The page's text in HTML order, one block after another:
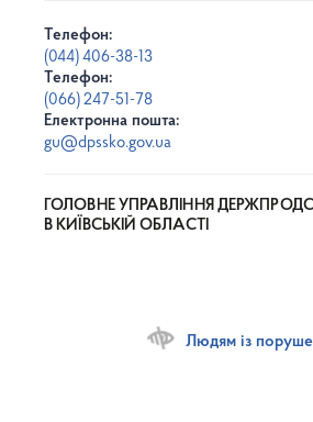
Телефон:
(044) 406-38-13
Телефон:
(066) 247-51-78
Електронна пошта:
gu@dpssko.gov.ua
ГОЛОВНЕ УПРАВЛІННЯ
В КИЇВСЬКІЙ ОБЛАСТІ
Людям із